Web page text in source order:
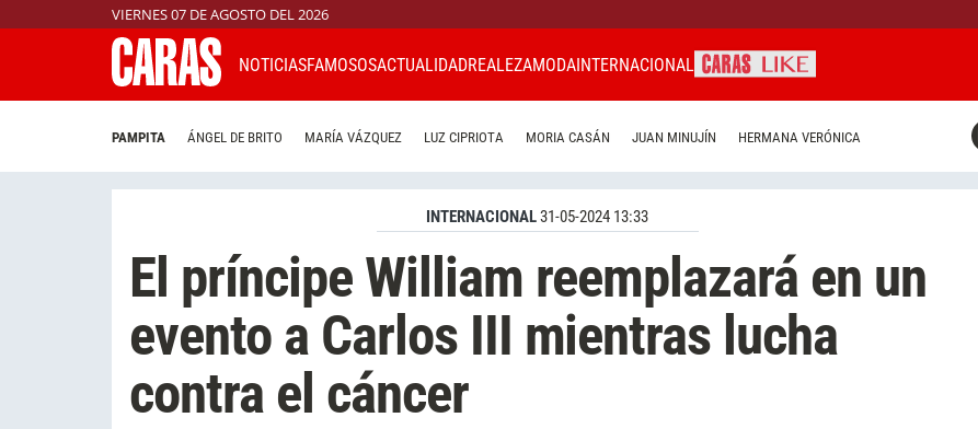
VIERNES 07 DE AGOSTO DEL 2026
NOTICIASFAMOSOSACTUALIDADREALEZAMODAINTERNACIONAL
PAMPITA ÁNGEL DE BRITO MARÍA VÁZQUEZ LUZ CIPRIOTA MORIA CASÁN JUAN MINUJÍN HERMANA VERÓNICA
INTERNACIONAL31-05-2024 13:33
El príncipe William reemplazará en un
evento a Carlos III mientras lucha
contra el cáncer